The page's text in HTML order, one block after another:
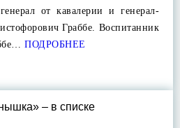
от кавалерии и генерал-
Граббе. Воспитанник
ПОДРОБНЕЕ
– в списке